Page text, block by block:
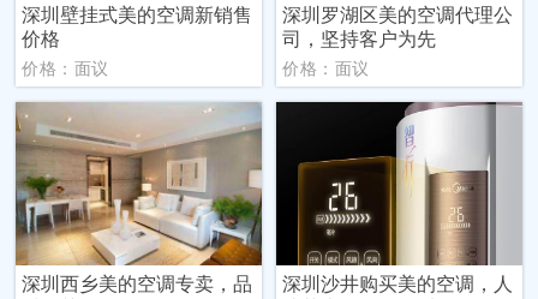
深圳壁挂式美的空调新销售
价格
价格：面议
深圳罗湖区美的空调代理公
司，坚持客户为先
价格：面议
深圳西乡美的空调专卖，品
深圳沙井购买美的空调，人